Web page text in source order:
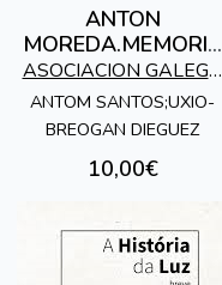
ANTON
MOREDA.MEMORIA
DO EXILIO
ASOCIACION GALEGA
DE HISTORIADORES
ANTOM SANTOS;UXIO-
BREOGAN DIEGUEZ
10,00€